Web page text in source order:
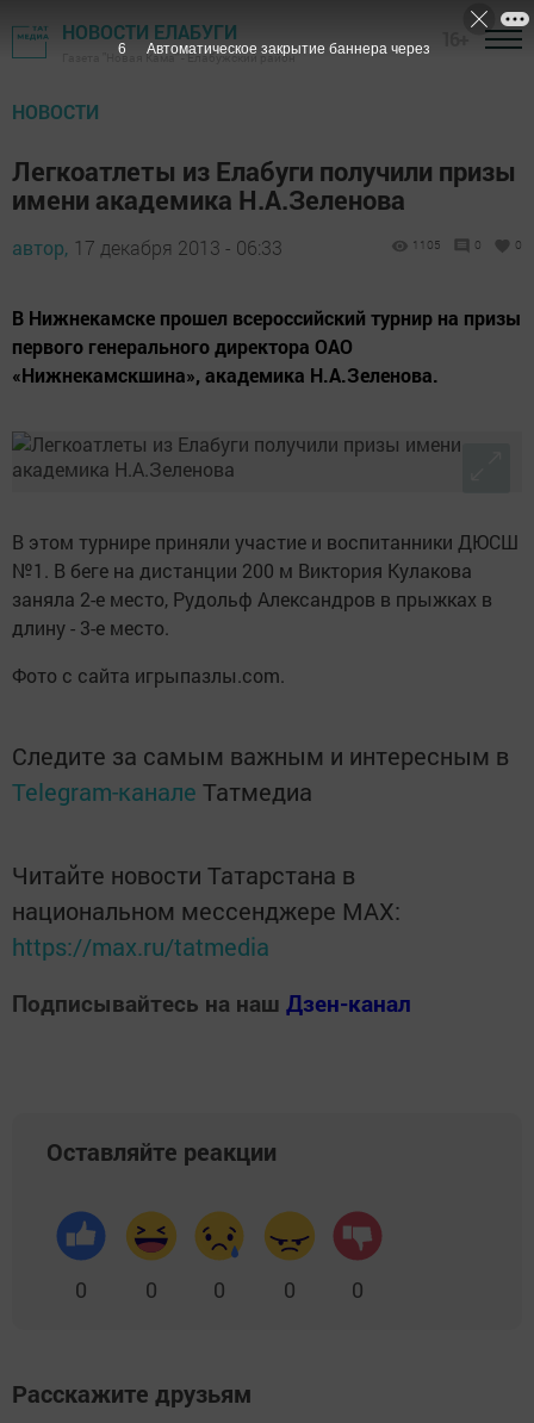
НОВОСТИ ЕЛАБУГИ
Газета "Новая Кама" - Елабужский район
НОВОСТИ
Легкоатлеты из Елабуги получили призы
имени академика Н.А.Зеленова
автор, 17 декабря 2013 - 06:33 1105 0 0
В Нижнекамске прошел всероссийский турнир на призы
первого генерального директора ОАО
«Нижнекамскшина», академика Н.А.Зеленова.
В этом турнире приняли участие и воспитанники ДЮСШ
№1. В беге на дистанции 200 м Виктория Кулакова
заняла 2-е место, Рудольф Александров в прыжках в
длину - 3-е место.
Фото с сайта игрыпазлы.com.
Следите за самым важным и интересным в
Telegram-канале Татмедиа
Читайте новости Татарстана в
национальном мессенджере MАХ:
https://max.ru/tatmedia
Подписывайтесь на наш Дзен-канал
Оставляйте реакции
0 0 0 0 0
Расскажите друзьям
5 Автоматическое закрытие баннера через